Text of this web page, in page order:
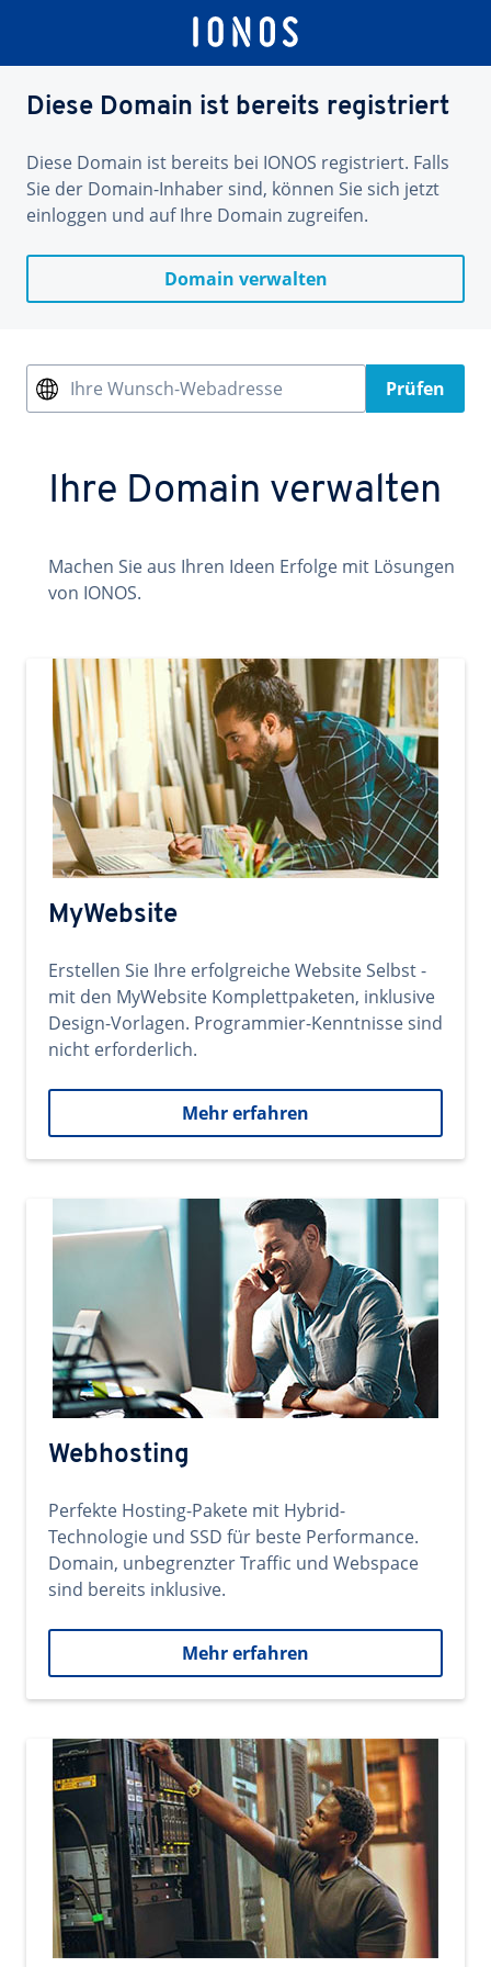
Diese Domain ist bereits registriert
Diese Domain ist bereits bei IONOS registriert. Falls
Sie der Domain-Inhaber sind, können Sie sich jetzt
einloggen und auf Ihre Domain zugreifen.
Domain verwalten
Ihre Wunsch-Webadresse Prüfen
Ihre Domain verwalten
Machen Sie aus Ihren Ideen Erfolge mit Lösungen
von IONOS.
MyWebsite
Erstellen Sie Ihre erfolgreiche Website Selbst -
mit den MyWebsite Komplettpaketen, inklusive
Design-Vorlagen. Programmier-Kenntnisse sind
nicht erforderlich.
Mehr erfahren
Webhosting
Perfekte Hosting-Pakete mit Hybrid-
Technologie und SSD für beste Performance.
Domain, unbegrenzter Traffic und Webspace
sind bereits inklusive.
Mehr erfahren